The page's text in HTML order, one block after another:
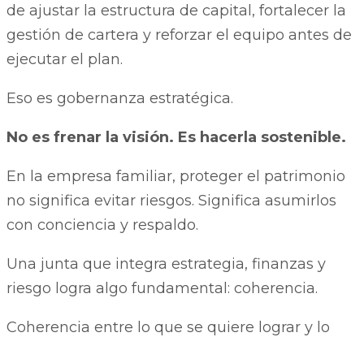
de ajustar la estructura de capital, fortalecer la
gestión de cartera y reforzar el equipo antes de
ejecutar el plan.
Eso es gobernanza estratégica.
No es frenar la visión. Es hacerla sostenible.
En la empresa familiar, proteger el patrimonio
no significa evitar riesgos. Significa asumirlos
con conciencia y respaldo.
Una junta que integra estrategia, finanzas y
riesgo logra algo fundamental: coherencia.
Coherencia entre lo que se quiere lograr y lo